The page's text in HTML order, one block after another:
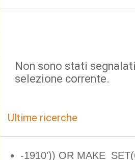
Non sono stati
selezione corrente.
Ultime ricerche
-1910')) OR